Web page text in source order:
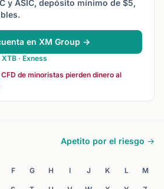
y ASIC, depósito mínimo de $5,
en XM Group →
XTB · Exness
de minoristas pierden dinero al
Apetito por el riesgo →
F G H I J K L M